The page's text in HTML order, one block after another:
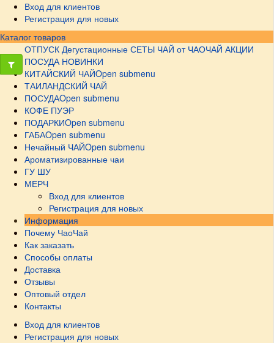
Вход для клиентов
Регистрация для новых
Каталог товаров
ОТПУСК Дегустационные СЕТЫ ЧАЙ от ЧАОЧАЙ АКЦИИ
ПОСУДА НОВИНКИ
КИТАЙСКИЙ ЧАЙOpen submenu
ТАИЛАНДСКИЙ ЧАЙ
ПОСУДАOpen submenu
КОФЕ ПУЭР
ПОДАРКИOpen submenu
ГАБАOpen submenu
Нечайный ЧАЙOpen submenu
Ароматизированные чаи
ГУ ШУ
МЕРЧ
Вход для клиентов
Регистрация для новых
Информация
Почему ЧаоЧай
Как заказать
Способы оплаты
Доставка
Отзывы
Оптовый отдел
Контакты
Вход для клиентов
Регистрация для новых